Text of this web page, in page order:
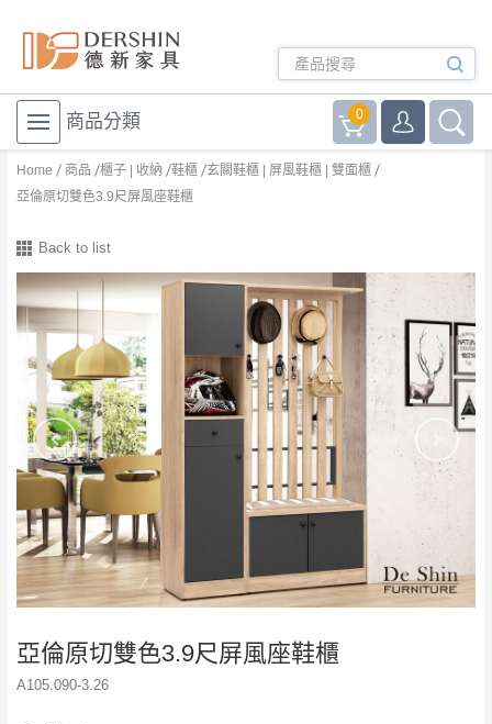
商品分類 0
Home 商品 櫃子 | 收納 鞋櫃 玄關鞋櫃 | 屏風鞋櫃 | 雙面櫃
亞倫原切雙色3.9尺屏風座鞋櫃
Back to list
亞倫原切雙色3.9尺屏風座鞋櫃
A105.090-3.26